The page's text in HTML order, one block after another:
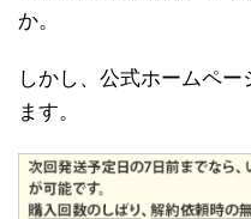
か。
しかし、公式ホームペ
ます。